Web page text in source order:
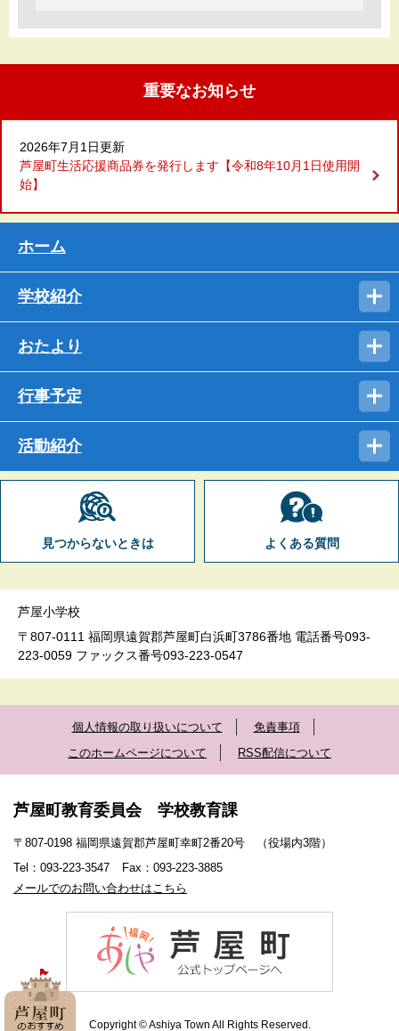
重要なお知らせ
2026年7月1日更新
芦屋町生活応援商品券を発行します【令和8年10月1日使用開
始】
ホーム
学校紹介
おたより
行事予定
活動紹介
見つからないときは よくある質問
芦屋小学校
〒807-0111 福岡県遠賀郡芦屋町白浜町3786番地 電話番号093-
223-0059 ファックス番号093-223-0547
個人情報の取り扱いについて
免責事項
このホームページについて
RSS配信について
芦屋町教育委員会 学校教育課
〒807-0198 福岡県遠賀郡芦屋町幸町2番20号 （役場内3階）
Tel：093-223-3547
Fax：093-223-3885
メールでのお問い合わせはこちら
Copyright © Ashiya Town All Rights Reserved.